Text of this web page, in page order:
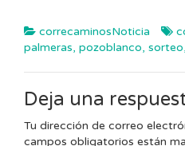
correcaminosNoticia
palmeras, pozoblanco, sorteo,
Deja una
Tu dirección de correo
campos obligatorios están